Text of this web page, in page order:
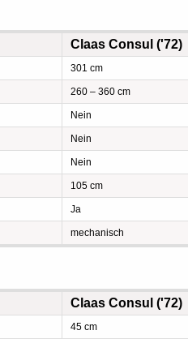
Claas Consul ('72)
301 cm
260 – 360 cm
Nein
Nein
Nein
105 cm
Ja
mechanisch
Claas Consul ('72)
45 cm